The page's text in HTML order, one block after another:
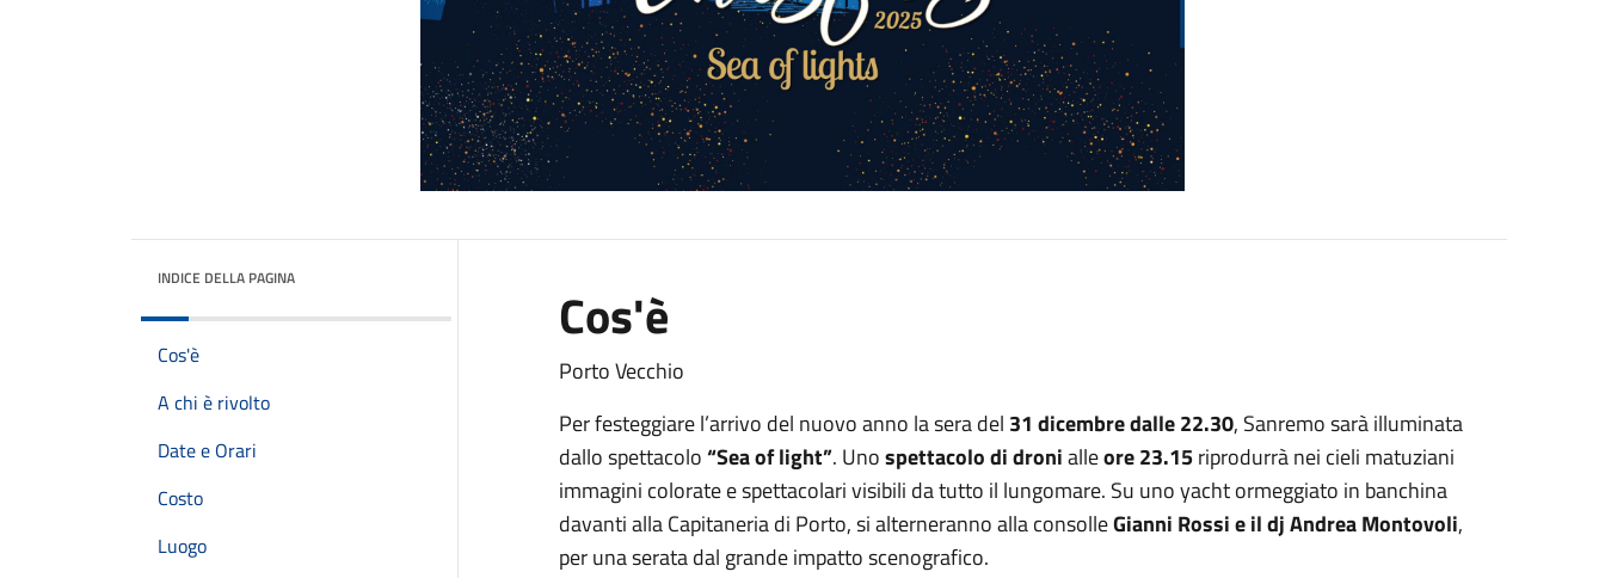
INDICE DELLA PAGINA
Cos'è
A chi è rivolto
Date e Orari
Costo
Luogo
Cos'è
Porto Vecchio
Per festeggiare l’arrivo del nuovo anno la sera del 31 dicembre dalle 22.30, Sanremo sarà illuminata
dallo spettacolo“Sea of light”. Unospettacolo di dronialleore 23.15riprodurrà nei cieli matuziani
immagini colorate e spettacolari visibili da tutto il lungomare. Su uno yacht ormeggiato in banchina
davanti alla Capitaneria di Porto, si alterneranno alla consolleGianni Rossi e il dj Andrea Montovoli,
per una serata dal grande impatto scenografico.